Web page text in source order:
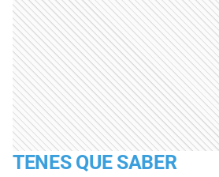
TENES QUE SABER